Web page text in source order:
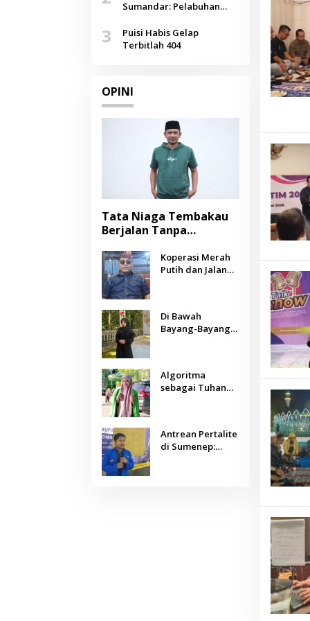
Agustus
Sumandar: Pelabuhan
Selendang Benang Merah
Lombang
3
Puisi Habis Gelap
Terbitlah 404
OPINI
Tata Niaga Tembakau
Berjalan Tanpa
Negara Berpihak
kepada Petani?
Koperasi Merah
Putih dan Jalan
Di Bawah
Bayang-Bayang
Era Kecerdasan
Buatan
Algoritma
sebagai Tuhan
Antrean Pertalite
di Sumenep: